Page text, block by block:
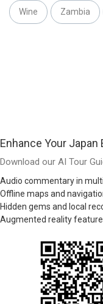
Wine Zambia
Enhance Your Japan
Download our AI Tour
Audio commentary in
Offline maps and
Hidden gems and local
Augmented reality